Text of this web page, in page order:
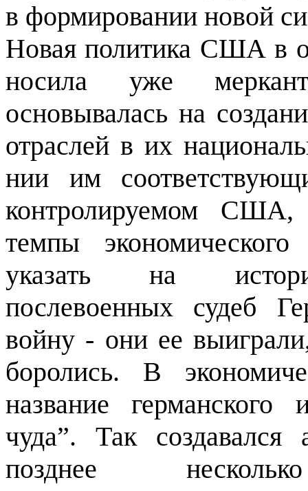
в формировании новой
Новая политика США в
носила уже
основывалась на
отраслей в их
нии им
контролируемом
темпы
указать на
послевоенных судеб
войну - они ее
боролись. В
название германского
чуда”. Так создавался
позднее